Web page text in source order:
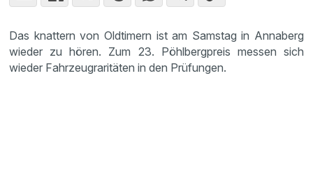
Das knattern von Oldtimern ist am Samstag in Annaberg
wieder zu hören. Zum 23. Pöhlbergpreis messen sich
wieder Fahrzeugraritäten in den Prüfungen.